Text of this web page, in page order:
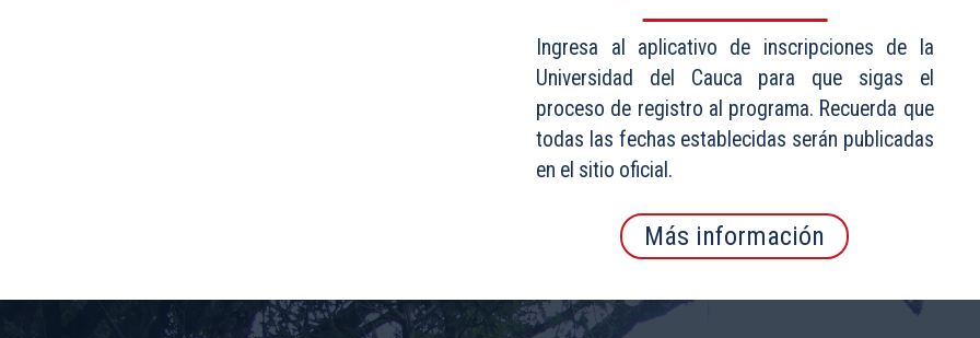
Ingresa al aplicativo de inscripciones de la
Universidad del Cauca para que sigas el
proceso de registro al programa. Recuerda que
todas las fechas establecidas serán publicadas
en el sitio oficial.
Más información